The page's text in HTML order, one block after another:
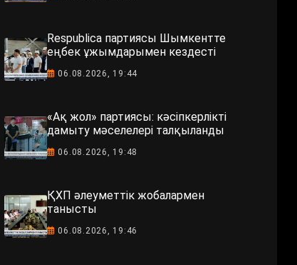
Respublica партиясы Шымкентте
еңбек ұжымдарымен кездесті
06.08.2026, 19:44
«Ақ жол» партиясы: кәсіпкерлікті
дамыту мәселелері талқыланды
06.08.2026, 19:48
ҚХП әлеуметтік жобалармен
танысты
06.08.2026, 19:46